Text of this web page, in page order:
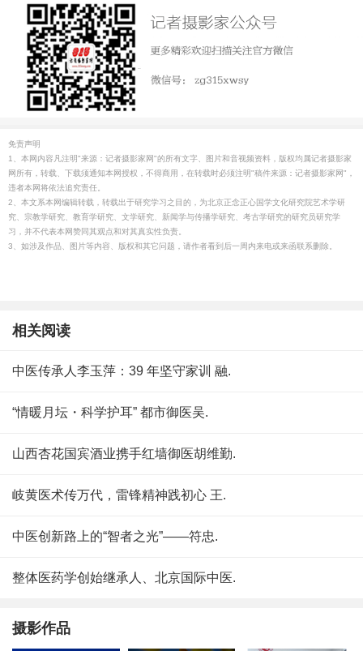
免责声明
1、本网内容凡注明"来源：记者摄影家网"的所有文字、图片和音视频资料，版权均属记者摄影家
网所有，转载、下载须通知本网授权，不得商用，在转载时必须注明"稿件来源：记者摄影家网"，
违者本网将依法追究责任。
2、本文系本网编辑转载，转载出于研究学习之目的，为北京正念正心国学文化研究院艺术学研
究、宗教学研究、教育学研究、文学研究、新闻学与传播学研究、考古学研究的研究员研究学
习，并不代表本网赞同其观点和对其真实性负责。
3、如涉及作品、图片等内容、版权和其它问题，请作者看到后一周内来电或来函联系删除。
相关阅读
中医传承人李玉萍：39 年坚守家训 融.
“情暖月坛・科学护耳” 都市御医吴.
山西杏花国宾酒业携手红墙御医胡维勤.
岐黄医术传万代，雷锋精神践初心 王.
中医创新路上的“智者之光”——符忠.
整体医药学创始继承人、北京国际中医.
摄影作品